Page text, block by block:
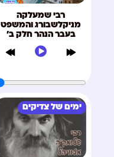
רבי שמעלקה
מניקלשבורג והמשפט
בעבר הנהר חלק ב'
ימים של צדיקים